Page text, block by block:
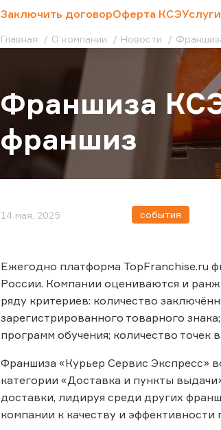
Заключить договорОферта КСЭУслуги
Главная О компании Новости
Франшиза
франшиз
14 мая, 2025 события
Ежегодно платформа TopFranchise.ru
России. Компании оцениваются и
ряду критериев: количество
зарегистрированного товарного
программ обучения; количество точек
Франшиза «Курьер Сервис Экспресс»
категории «Доставка и пункты
доставки, лидируя среди других
компании к качеству и эффективности